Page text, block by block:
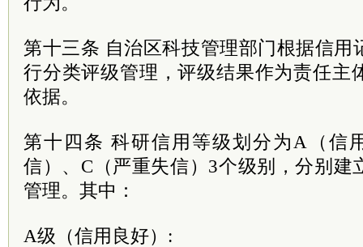
第十三条 自治区科技管理部门根据信用
行分类评级管理，评级结果作为责任主
依据。
第十四条 科研信用等级划分为A（信
信）、C（严重失信）3个级别，分别建
管理。其中：
A级（信用良好）: